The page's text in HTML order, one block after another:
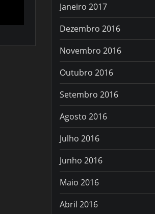
Janeiro 2017
Dezembro 2016
Novembro 2016
Outubro 2016
Setembro 2016
Agosto 2016
Julho 2016
Junho 2016
Maio 2016
Abril 2016